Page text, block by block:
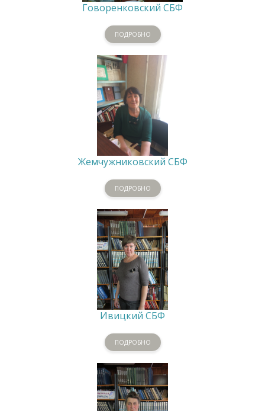
Говоренковский СБФ
ПОДРОБНО
Жемчужниковский СБФ
ПОДРОБНО
Ивицкий СБФ
ПОДРОБНО